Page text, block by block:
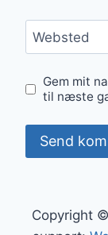
Websted
Gem mit
til næste
Copyright